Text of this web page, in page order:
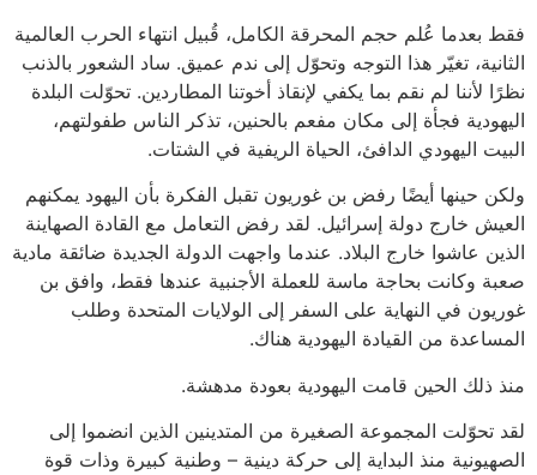
فقط بعدما عُلم حجم المحرقة الكامل، قُبيل انتهاء الحرب العالمية
الثانية، تغيّر هذا التوجه وتحوّل إلى ندم عميق. ساد الشعور بالذنب
نظرًا لأننا لم نقم بما يكفي لإنقاذ أخوتنا المطاردين. تحوّلت البلدة
اليهودية فجأة إلى مكان مفعم بالحنين، تذكر الناس طفولتهم،
البيت اليهودي الدافئ، الحياة الريفية في الشتات.
ولكن حينها أيضًا رفض بن غوريون تقبل الفكرة بأن اليهود يمكنهم
العيش خارج دولة إسرائيل. لقد رفض التعامل مع القادة الصهاينة
الذين عاشوا خارج البلاد. عندما واجهت الدولة الجديدة ضائقة مادية
صعبة وكانت بحاجة ماسة للعملة الأجنبية عندها فقط، وافق بن
غوريون في النهاية على السفر إلى الولايات المتحدة وطلب
المساعدة من القيادة اليهودية هناك.
منذ ذلك الحين قامت اليهودية بعودة مدهشة.
لقد تحوّلت المجموعة الصغيرة من المتدينين الذين انضموا إلى
الصهيونية منذ البداية إلى حركة دينية – وطنية كبيرة وذات قوة